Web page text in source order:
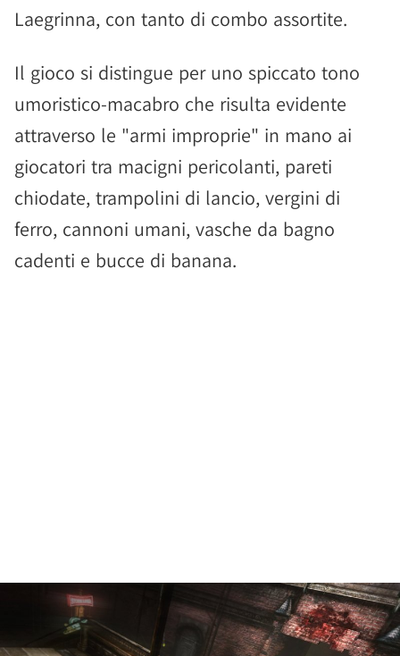
Laegrinna, con tanto di combo assortite.
Il gioco si distingue per uno spiccato tono
umoristico-macabro che risulta evidente
attraverso le "armi improprie" in mano ai
giocatori tra macigni pericolanti, pareti
chiodate, trampolini di lancio, vergini di
ferro, cannoni umani, vasche da bagno
cadenti e bucce di banana.